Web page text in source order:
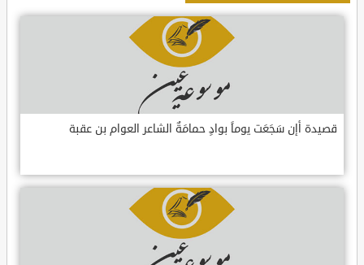
قصيدة أإن سَجَعَت يوماً بوادٍ حمامَةٌ الشاعر العوام بن عقبة